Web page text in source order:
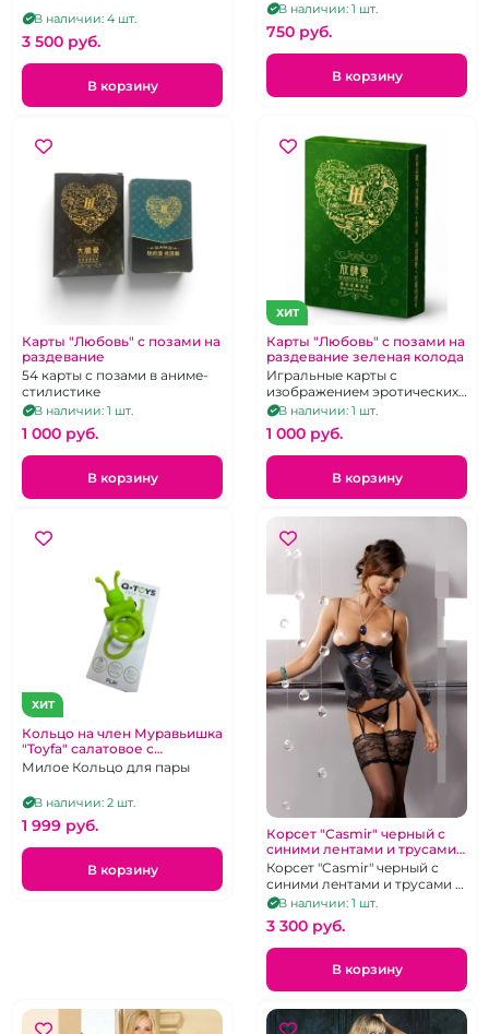
В наличии: 4 шт.
3 500 pуб.
В корзину
В наличии: 1 шт.
750 pуб.
В корзину
Карты "Любовь" с позами на
раздевание
54 карты с позами в аниме-
стилистике
В наличии: 1 шт.
1 000 pуб.
В корзину
ХИТ
Карты "Любовь" с позами на
раздевание зеленая колода
Игральные карты с
изображением эротических
поз в стиле аниме
В наличии: 1 шт.
1 000 pуб.
В корзину
ХИТ
Кольцо на член Муравьишка
"Toyfa" салатовое с
клиторальным
стимулятором
Милое Кольцо для пары
В наличии: 2 шт.
1 999 pуб.
В корзину
Корсет "Casmir" черный с
синими лентами и трусами с
открытой грудью
Корсет "Casmir" черный с
синими лентами и трусами с
открытой грудью
В наличии: 1 шт.
3 300 pуб.
В корзину